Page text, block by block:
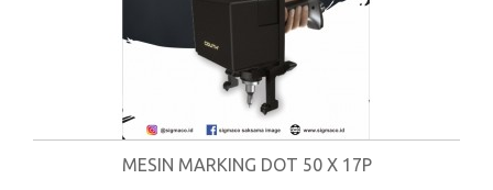
MESIN MARKING DOT 50 X 17P